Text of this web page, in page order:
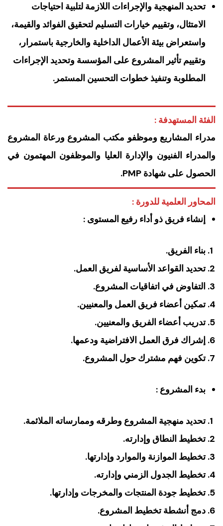
تحديد المنهجية والإجراءات اللازمة لتلبية احتياجات
الامتثال، وتقييم خيارات التسليم لتحقيق الفوائد والقيمة،
واستعراض بيئة الأعمال الداخلية والخارجية باستمرار،
وتقييم تأثير المشروع على المؤسسة وتحديد الإجراءات
المطلوبة وتنفيذ خطوات التحسين المستمر.
الفئة المستهدفة :
مدراء المشاريع وموظفو مكتب المشروع ورعاة المشروع
والمدراء الفنيون والإدارة العليا والموظفون المهتمون في
الحصول على شهادة PMP.
المحاور العلمية للدورة :
إنشاء فريق ذو أداء رفيع المستوى :
بناء الفريق.
تحديد القواعد الأساسية لفريق العمل.
التفاوض في اتفاقيات المشروع.
تمكين أعضاء فريق العمل والمعنيين.
تدريب أعضاء الفريق والمعنيين.
إشراك فرق العمل الافتراضية ودعمها.
تكوين فهم مشترك حول المشروع.
بدء المشروع :
تحديد منهجية المشروع وطرقه وممارساته الملائمة.
تخطيط النطاق وإدارته.
تخطيط الموازنة والموارد وإدارتها.
تخطيط الجدول الزمني وإدارته.
تخطيط جودة المنتجات والمخرجات وإدارتها.
دمج أنشطة تخطيط المشروع.